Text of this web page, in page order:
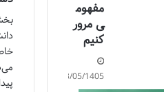
مفهوم
ی مرور
کنیم
13/05/1405